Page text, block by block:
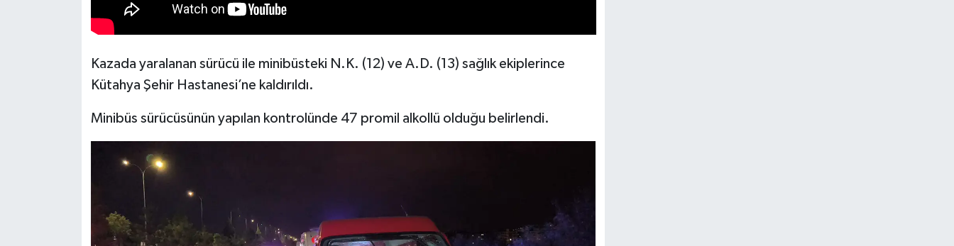
Kazada yaralanan sürücü ile minibüsteki N.K. (12) ve A.D. (13) sağlık ekiplerince
Kütahya Şehir Hastanesi’ne kaldırıldı.
Minibüs sürücüsünün yapılan kontrolünde 47 promil alkollü olduğu belirlendi.
Yemek Tarifleri